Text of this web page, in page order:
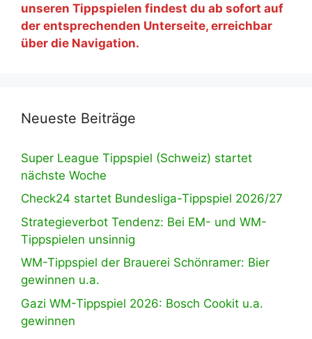
unseren Tippspielen findest du ab sofort auf
der entsprechenden Unterseite, erreichbar
über die Navigation.
Neueste Beiträge
Super League Tippspiel (Schweiz) startet
nächste Woche
Check24 startet Bundesliga-Tippspiel 2026/27
Strategieverbot Tendenz: Bei EM- und WM-
Tippspielen unsinnig
WM-Tippspiel der Brauerei Schönramer: Bier
gewinnen u.a.
Gazi WM-Tippspiel 2026: Bosch Cookit u.a.
gewinnen